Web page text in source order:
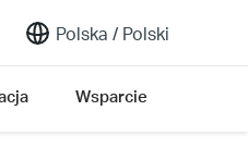
Polska / Polski
Wsparcie